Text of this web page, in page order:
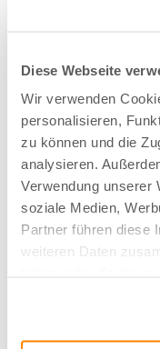
Diese Webseite
Wir verwenden
personalisieren,
zu können und die
analysieren.
Verwendung unserer
soziale Medien,
Partner führen diese
weiteren Daten
Bahnen
Nachhaltig
Nachhaltige
Zusammensetzung
Farbe